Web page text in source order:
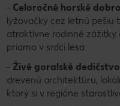
- Celoročné horské
lyžovačky cez letnú pešiu
atraktívne rodinné zážitky
priamo v srdci lesa.
- Živé goralské
drevenú architektúru,
ktorý si v regióne